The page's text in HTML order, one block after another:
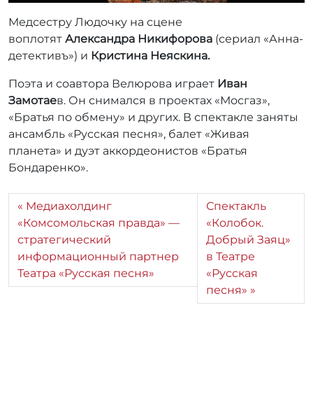
Медсестру Людочку на сцене
воплотят Александра Никифорова (сериал «Анна-
детективъ») и Кристина Неяскина.
Поэта и соавтора Велюрова играет Иван
Замотаев. Он снимался в проектах «Мосгаз»,
«Братья по обмену» и других. В спектакле заняты
ансамбль «Русская песня», балет «Живая
планета» и дуэт аккордеонистов «Братья
Бондаренко».
Медиахолдинг
«Комсомольская правда» —
стратегический
информационный партнер
Театра «Русская песня»
Спектакль
«Колобок.
Добрый Заяц»
в Театре
«Русская
песня»